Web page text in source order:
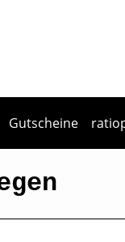
Gutscheine